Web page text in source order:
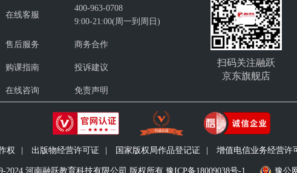
在线客服
400-963-0708
9:00-21:00(周一到周日)
售后服务 商务合作
购课指南 投诉建议
在线咨询 免责声明
扫码关注融跃
京东旗舰店
权 出版物经营许可证 国家版权局作品登记证 增值电信业务经营许
2024 河南融跃教育科技有限公司 版权所有 豫ICP备18009038号-1 豫公